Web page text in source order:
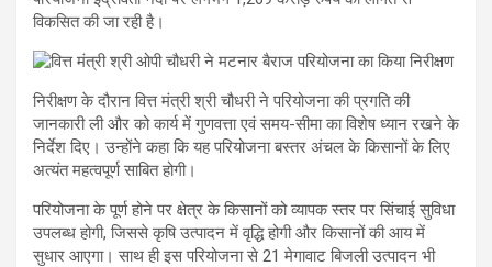
विकसित की जा रही है।
निरीक्षण के दौरान वित्त मंत्री श्री चौधरी ने परियोजना की प्रगति की
जानकारी ली और को कार्य में गुणवत्ता एवं समय-सीमा का विशेष ध्यान रखने के
निर्देश दिए। उन्होंने कहा कि यह परियोजना बस्तर अंचल के किसानों के लिए
अत्यंत महत्वपूर्ण साबित होगी।
परियोजना के पूर्ण होने पर क्षेत्र के किसानों को व्यापक स्तर पर सिंचाई सुविधा
उपलब्ध होगी, जिससे कृषि उत्पादन में वृद्धि होगी और किसानों की आय में
सुधार आएगा। साथ ही इस परियोजना से 21 मेगावाट बिजली उत्पादन भी